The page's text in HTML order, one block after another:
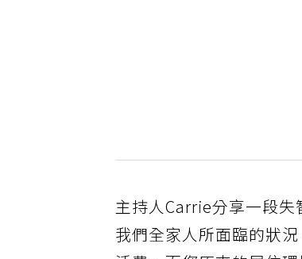
主持人Carrie分享一段
我們全家人所面臨的狀